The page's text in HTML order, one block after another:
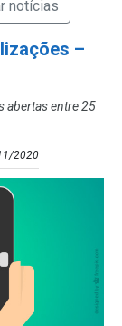
–
abertas entre 25
2020